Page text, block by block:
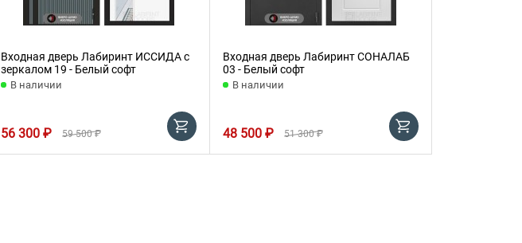
Входная дверь Лабиринт ИССИДА с
зеркалом 19 - Белый софт
В наличии
56 300 ₽ 59 500 ₽
Входная дверь Лабиринт СОНАЛАБ
03 - Белый софт
В наличии
48 500 ₽ 51 300 ₽